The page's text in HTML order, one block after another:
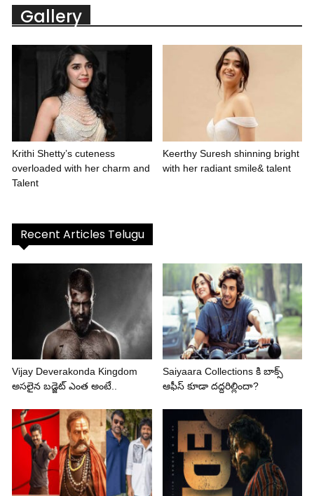
Gallery
Krithi Shetty’s cuteness
overloaded with her charm and
Talent
Keerthy Suresh shinning bright
with her radiant smile& talent
Recent Articles Telugu
Vijay Deverakonda Kingdom
అసలైన బడ్జెట్ ఎంత అంటే..
Saiyaara Collections కి బాక్స్
ఆఫీస్ కూడా దద్దరిల్లిందా?